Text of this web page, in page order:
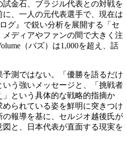
金石、ブラジル代表との対戦を
、一人の元代表選手で、現在は
グ』で鋭い分析を展開する「セ
ディアやファンの間で大きく注
（バズ）は1,000を超え、話
測ではない。「優勝を語るだけ
う強いメッセージと、「挑戦者
という具体的な戦略的指摘か
られている姿を鮮明に突きつけ
報導を基に、セルジオ越後氏が
と、日本代表が直面する現実を